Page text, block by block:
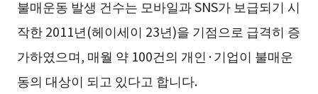
불매운동 발생 건수는 모바일과 SNS가 보급되기 시
작한 2011년(헤이세이 23년)을 기점으로 급격히 증
가하였으며, 매월 약 100건의 개인·기업이 불매운
동의 대상이 되고 있다고 합니다.